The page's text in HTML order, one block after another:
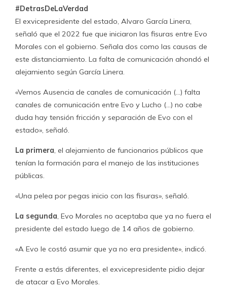
#DetrasDeLaVerdad
El exvicepresidente del estado, Alvaro García Linera,
señaló que el 2022 fue que iniciaron las fisuras entre Evo
Morales con el gobierno. Señala dos como las causas de
este distanciamiento. La falta de comunicación ahondó el
alejamiento según García Linera.
«Vemos Ausencia de canales de comunicación (…) falta
canales de comunicación entre Evo y Lucho (…) no cabe
duda hay tensión fricción y separación de Evo con el
estado», señaló.
La primera, el alejamiento de funcionarios públicos que
tenían la formación para el manejo de las instituciones
públicas.
«Una pelea por pegas inicio con las fisuras», señaló.
La segunda, Evo Morales no aceptaba que ya no fuera el
presidente del estado luego de 14 años de gobierno.
«A Evo le costó asumir que ya no era presidente», indicó.
Frente a estás diferentes, el exvicepresidente pidio dejar
de atacar a Evo Morales.